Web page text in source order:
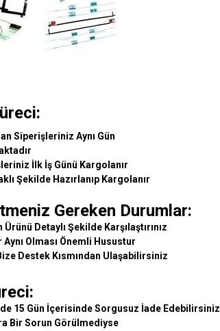
Siperişleriniz Aynı Gün
İlk İş Günü Kargolanır
Şekilde Hazırlanıp Kargolanır
Gereken Durumlar:
Detaylı Şekilde Karşılaştırınız
Olması Önemli Husustur
Destek Kısmından Ulaşabilirsiniz
15 Gün İçerisinde Sorgusuz İade Edebilirsiniz
Bir Sorun Görülmediyse